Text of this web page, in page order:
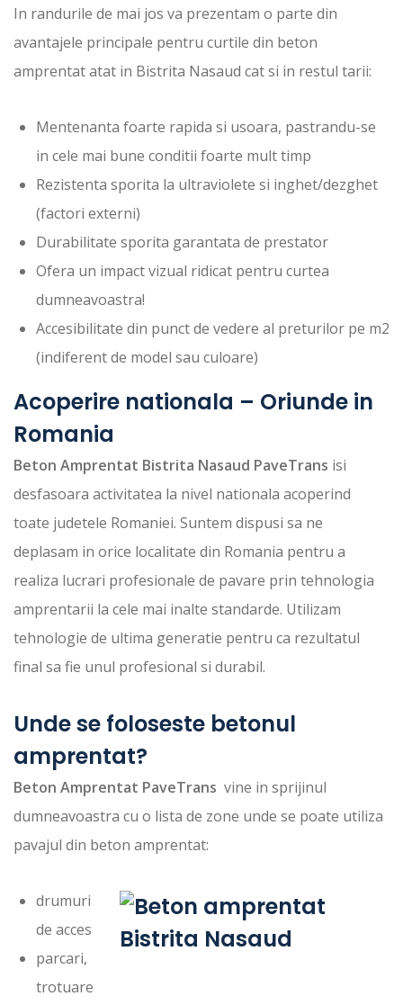
In randurile de mai jos va prezentam o parte din
avantajele principale pentru curtile din beton
amprentat atat in Bistrita Nasaud cat si in restul tarii:
Mentenanta foarte rapida si usoara, pastrandu-se
in cele mai bune conditii foarte mult timp
Rezistenta sporita la ultraviolete si inghet/dezghet
(factori externi)
Durabilitate sporita garantata de prestator
Ofera un impact vizual ridicat pentru curtea
dumneavoastra!
Accesibilitate din punct de vedere al preturilor pe m2
(indiferent de model sau culoare)
Acoperire nationala – Oriunde in
Romania
Beton Amprentat Bistrita Nasaud PaveTrans isi
desfasoara activitatea la nivel nationala acoperind
toate judetele Romaniei. Suntem dispusi sa ne
deplasam in orice localitate din Romania pentru a
realiza lucrari profesionale de pavare prin tehnologia
amprentarii la cele mai inalte standarde. Utilizam
tehnologie de ultima generatie pentru ca rezultatul
final sa fie unul profesional si durabil.
Unde se foloseste betonul
amprentat?
Beton Amprentat PaveTrans vine in sprijinul
dumneavoastra cu o lista de zone unde se poate utiliza
pavajul din beton amprentat:
drumuri
de acces
parcari,
trotuare